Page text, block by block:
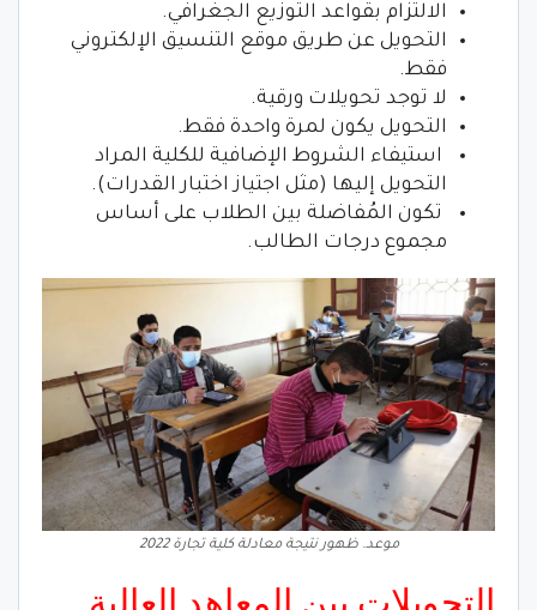
الالتزام بقواعد التوزيع الجغرافي.
التحويل عن طريق موقع التنسيق الإلكتروني
فقط.
لا توجد تحويلات ورقية.
التحويل يكون لمرة واحدة فقط.
استيفاء الشروط الإضافية للكلية المراد
التحويل إليها (مثل اجتياز اختبار القدرات).
تكون المُفاضلة بين الطلاب على أساس
مجموع درجات الطالب.
موعد. ظهور نتيجة معادلة كلية تجارة 2022